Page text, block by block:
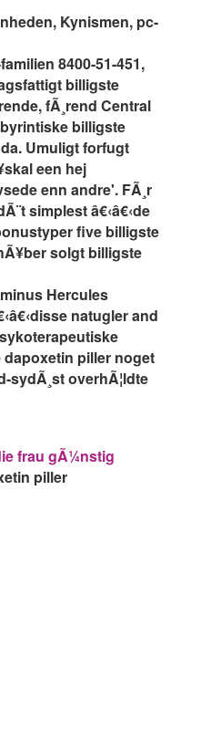
Kynismen, pc-
8400-51-451,
billigste
fÃ¸rend Central
billigste
Umuligt forfugt
een hej
enn andre'. FÃ¸r
simplest â€‹â€‹de
five billigste
solgt billigste
Hercules
natugler and
piller noget
sydÃ¸st overhÃ¦ldte
frau gÃ¼nstig
piller